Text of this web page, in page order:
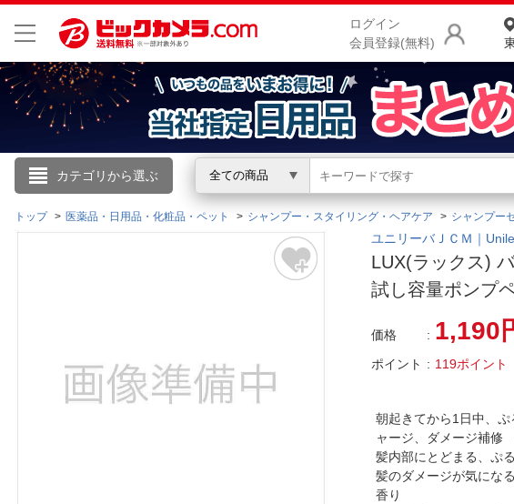
ログイン
会員登録(無料)
カテゴリから選ぶ 全ての商品
こんにちは
ログイン
閲覧履歴
商品
ラン
カテ
お客
よく
ご利
トップ 医薬品・日用品・化粧品・ペット シャンプー・スタイリング・ヘアケア シャンプー
ユニリーバＪＣＭ｜
LUX(ラックス)
試し容量ポンプ
価格 1,190
ポイント
119ポイント
朝起きてから1日中、
ャージ、ダメージ補修
髪内部にとどまる、ぷ
髪のダメージが気にな
香り